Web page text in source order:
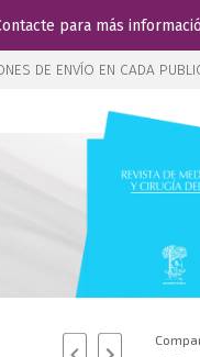
para más
DE ENVÍO EN CADA